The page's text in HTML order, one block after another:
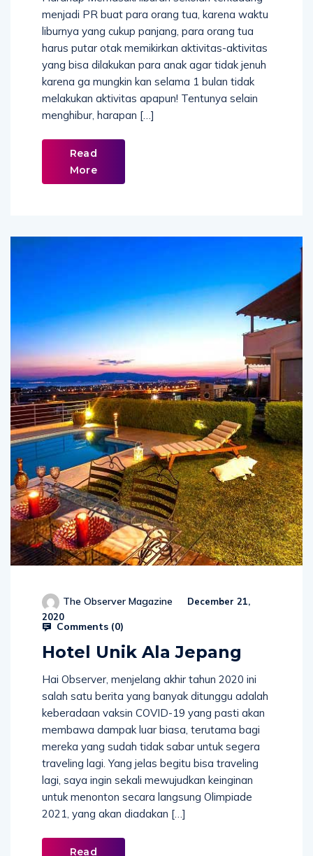
menjadi PR buat para orang tua, karena waktu
liburnya yang cukup panjang, para orang tua
harus putar otak memikirkan aktivitas-aktivitas
yang bisa dilakukan para anak agar tidak jenuh
karena ga mungkin kan selama 1 bulan tidak
melakukan aktivitas apapun! Tentunya selain
menghibur, harapan […]
Read
More
The Observer Magazine
December 21,
2020
Comments (0)
Hotel Unik Ala Jepang
Hai Observer, menjelang akhir tahun 2020 ini
salah satu berita yang banyak ditunggu adalah
keberadaan vaksin COVID-19 yang pasti akan
membawa dampak luar biasa, terutama bagi
mereka yang sudah tidak sabar untuk segera
traveling lagi. Yang jelas begitu bisa traveling
lagi, saya ingin sekali mewujudkan keinginan
untuk menonton secara langsung Olimpiade
2021, yang akan diadakan […]
Read